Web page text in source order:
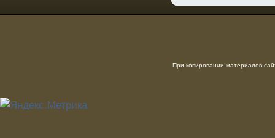
При копировании материалов